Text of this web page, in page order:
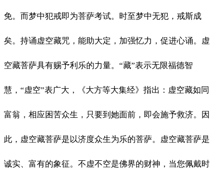
免。而梦中犯戒即为菩萨考试。时至梦中无犯，戒斯成
矣。持诵虚空藏咒，能助大定，加强忆力，促进心诵。虚
空藏菩萨具有赐予利乐的力量。“藏”表示无限福德智
慧，“虚空”表广大，《大方等大集经》指出：虚空藏如同
富翁，相应困苦众生，只要到她面前，即会施予救济。因
此，虚空藏菩萨是以济度众生为乐的菩萨。虚空藏菩萨是
诚实、富有的象征。不虚不空是佛界的财神，当您佩戴时